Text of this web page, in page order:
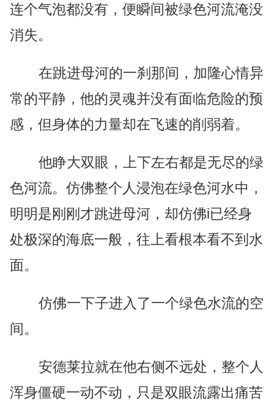
连个气泡都没有，便瞬间被绿色河流淹没
消失。
在跳进母河的一刹那间，加隆心情异
常的平静，他的灵魂并没有面临危险的预
感，但身体的力量却在飞速的削弱着。
他睁大双眼，上下左右都是无尽的绿
色河流。仿佛整个人浸泡在绿色河水中，
明明是刚刚才跳进母河，却仿佛i已经身
处极深的海底一般，往上看根本看不到水
面。
仿佛一下子进入了一个绿色水流的空
间。
安德莱拉就在他右侧不远处，整个人
浑身僵硬一动不动，只是双眼流露出痛苦